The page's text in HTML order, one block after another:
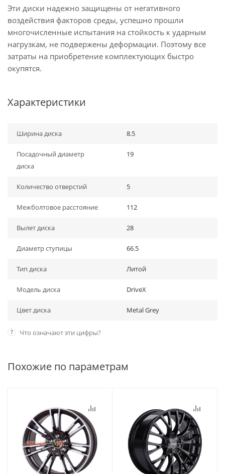
Эти диски надежно защищены от негативного
воздействия факторов среды, успешно прошли
многочисленные испытания на стойкость к ударным
нагрузкам, не подвержены деформации. Поэтому все
затраты на приобретение комплектующих быстро
окупятся.
Характеристики
Ширина диска 8.5
Посадочный диаметр
диска
19
Количество отверстий 5
Межболтовое расстояние 112
Вылет диска 28
Диаметр ступицы 66.5
Тип диска Литой
Модель диска DriveX
Цвет диска Metal Grey
? Что означают эти цифры?
Похожие по параметрам